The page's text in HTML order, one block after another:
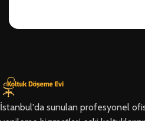
İstanbul'da sunulan profesyonel